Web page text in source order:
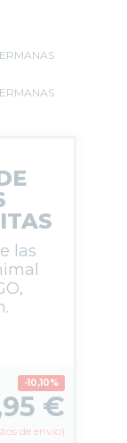
las
10,10%
€
de envío)